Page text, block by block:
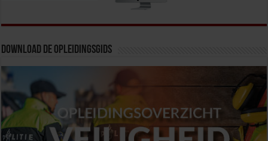
Download de opleidingsgids